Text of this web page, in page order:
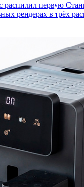
распилил первую
рендерах в трёх